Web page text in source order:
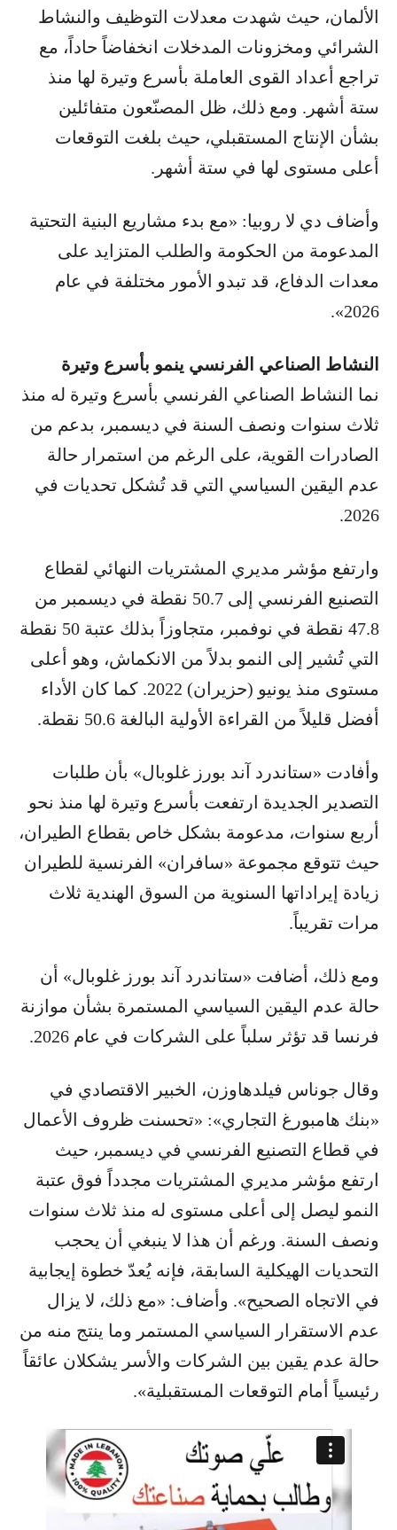
الألمان، حيث شهدت معدلات التوظيف والنشاط
الشرائي ومخزونات المدخلات انخفاضاً حاداً، مع
تراجع أعداد القوى العاملة بأسرع وتيرة لها منذ
ستة أشهر. ومع ذلك، ظل المصنّعون متفائلين
بشأن الإنتاج المستقبلي، حيث بلغت التوقعات
أعلى مستوى لها في ستة أشهر.
وأضاف دي لا روبيا: «مع بدء مشاريع البنية التحتية
المدعومة من الحكومة والطلب المتزايد على
معدات الدفاع، قد تبدو الأمور مختلفة في عام
2026».
النشاط الصناعي الفرنسي ينمو بأسرع وتيرة
نما النشاط الصناعي الفرنسي بأسرع وتيرة له منذ
ثلاث سنوات ونصف السنة في ديسمبر، بدعم من
الصادرات القوية، على الرغم من استمرار حالة
عدم اليقين السياسي التي قد تُشكل تحديات في
2026.
وارتفع مؤشر مديري المشتريات النهائي لقطاع
التصنيع الفرنسي إلى 50.7 نقطة في ديسمبر من
47.8 نقطة في نوفمبر، متجاوزاً بذلك عتبة 50 نقطة
التي تُشير إلى النمو بدلاً من الانكماش، وهو أعلى
مستوى منذ يونيو (حزيران) 2022. كما كان الأداء
أفضل قليلاً من القراءة الأولية البالغة 50.6 نقطة.
وأفادت «ستاندرد آند بورز غلوبال» بأن طلبات
التصدير الجديدة ارتفعت بأسرع وتيرة لها منذ نحو
أربع سنوات، مدعومة بشكل خاص بقطاع الطيران،
حيث تتوقع مجموعة «سافران» الفرنسية للطيران
زيادة إيراداتها السنوية من السوق الهندية ثلاث
مرات تقريباً.
ومع ذلك، أضافت «ستاندرد آند بورز غلوبال» أن
حالة عدم اليقين السياسي المستمرة بشأن موازنة
فرنسا قد تؤثر سلباً على الشركات في عام 2026.
وقال جوناس فيلدهاوزن، الخبير الاقتصادي في
«بنك هامبورغ التجاري»: «تحسنت ظروف الأعمال
في قطاع التصنيع الفرنسي في ديسمبر، حيث
ارتفع مؤشر مديري المشتريات مجدداً فوق عتبة
النمو ليصل إلى أعلى مستوى له منذ ثلاث سنوات
ونصف السنة. ورغم أن هذا لا ينبغي أن يحجب
التحديات الهيكلية السابقة، فإنه يُعدّ خطوة إيجابية
في الاتجاه الصحيح». وأضاف: «مع ذلك، لا يزال
عدم الاستقرار السياسي المستمر وما ينتج منه من
حالة عدم يقين بين الشركات والأسر يشكلان عائقاً
رئيسياً أمام التوقعات المستقبلية».